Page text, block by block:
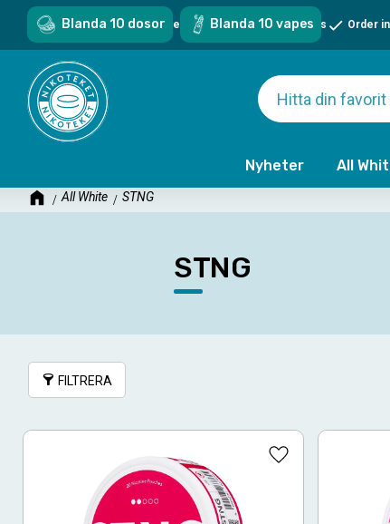
Nyheter All
Blanda 10 dosor Blanda 10 vapes
Sveriges största sortiment - över 1000 snus & vapes Order
All White STNG
STNG
FILTRERA
Lägg till i favoriter